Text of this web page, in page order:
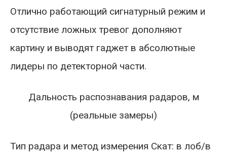
Отлично работающий сигнатурный режим и
отсутствие ложных тревог дополняют
картину и выводят гаджет в абсолютные
лидеры по детекторной части.
Дальность распознавания радаров, м
(реальные замеры)
Тип радара и метод измерения Скат: в лоб/в